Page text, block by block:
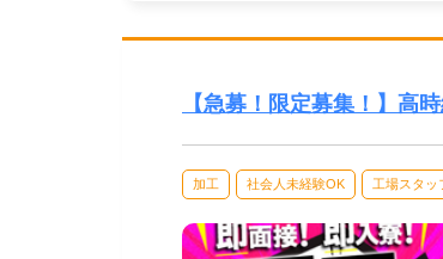
【急募！限定募集！】高
加工 社会人未経験OK 工場スタッ